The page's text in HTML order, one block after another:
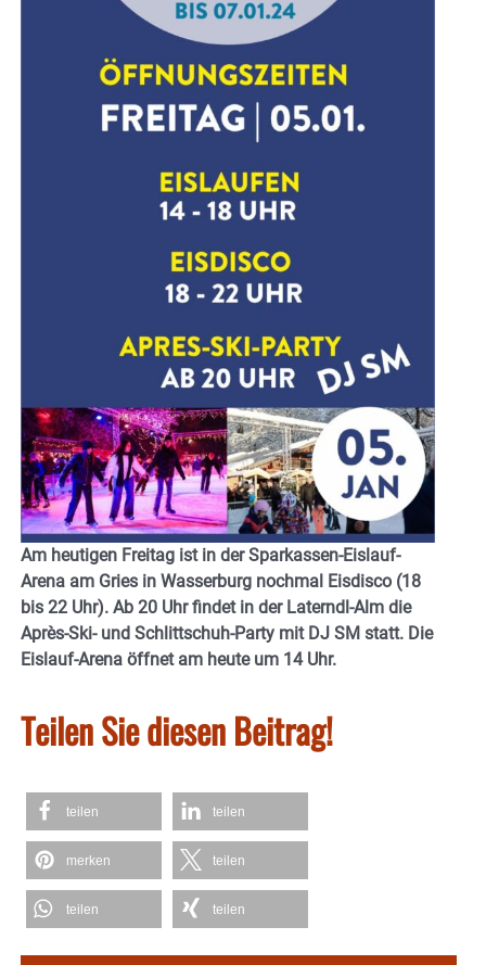
Am heutigen Freitag ist in der Sparkassen-Eislauf-
Arena am Gries in Wasserburg nochmal Eisdisco (18
bis 22 Uhr). Ab 20 Uhr findet in der Laterndl-Alm die
Après-Ski- und Schlittschuh-Party mit DJ SM statt. Die
Eislauf-Arena öffnet am heute um 14 Uhr.
Teilen Sie diesen Beitrag!
teilen teilen
merken teilen
teilen teilen